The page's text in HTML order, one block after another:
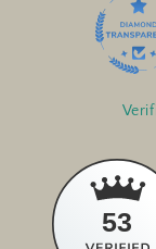
53